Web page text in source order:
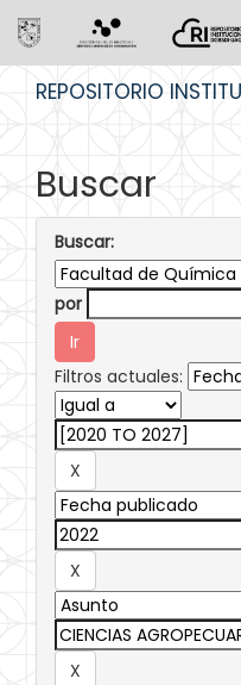
REPOSITORIO
Buscar
Buscar:
por
Filtros actuales: